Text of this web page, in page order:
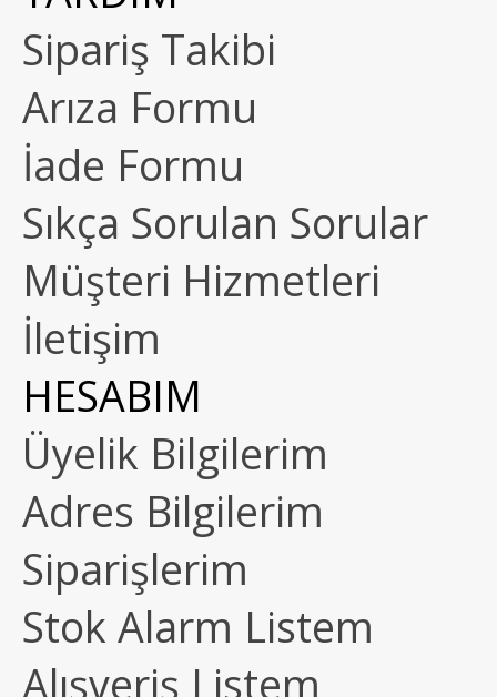
Sipariş Takibi
Arıza Formu
İade Formu
Sıkça Sorulan Sorular
Müşteri Hizmetleri
İletişim
HESABIM
Üyelik Bilgilerim
Adres Bilgilerim
Siparişlerim
Stok Alarm Listem
Alışveriş Listem